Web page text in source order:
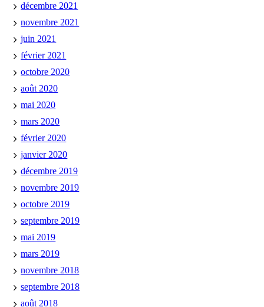
décembre 2021
novembre 2021
juin 2021
février 2021
octobre 2020
août 2020
mai 2020
mars 2020
février 2020
janvier 2020
décembre 2019
novembre 2019
octobre 2019
septembre 2019
mai 2019
mars 2019
novembre 2018
septembre 2018
août 2018